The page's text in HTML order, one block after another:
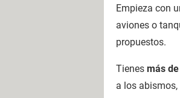
Empieza con
aviones o
propuestos.
Tienes más
a los